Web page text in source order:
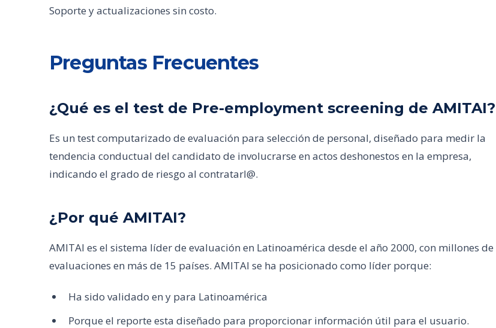
Soporte y actualizaciones sin costo.
Preguntas Frecuentes
¿Qué es el test de Pre-employment screening de AMITAI?
Es un test computarizado de evaluación para selección de personal, diseñado para medir la
tendencia conductual del candidato de involucrarse en actos deshonestos en la empresa,
indicando el grado de riesgo al contratarl@.
¿Por qué AMITAI?
AMITAI es el sistema líder de evaluación en Latinoamérica desde el año 2000, con millones de
evaluaciones en más de 15 países. AMITAI se ha posicionado como líder porque:
Ha sido validado en y para Latinoamérica
Porque el reporte esta diseñado para proporcionar información útil para el usuario.